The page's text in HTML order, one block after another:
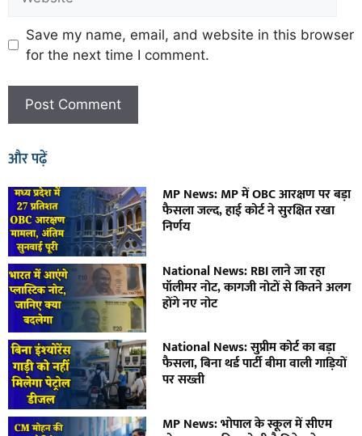
Save my name, email, and website in this browser
for the next time I comment.
और पढ़ें
MP News: MP में OBC आरक्षण पर बड़ा
फैसला जल्द, हाई कोर्ट ने सुरक्षित रखा
निर्णय
National News: RBI लाने जा रहा
पॉलीमर नोट, कागजी नोटों से कितने अलग
होंगे नए नोट
National News: सुप्रीम कोर्ट का बड़ा
फैसला, बिना थर्ड पार्टी बीमा वाली गाड़ियों
पर सख्ती
MP News: भोपाल के स्कूल में सीएम